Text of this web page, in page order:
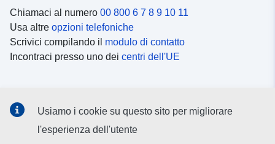
Chiamaci al numero 00 800 6 7 8 9 10 11
Usa altre opzioni telefoniche
Scrivici compilando il modulo di contatto
Incontraci presso uno dei centri dell'UE
Cerca icanali social
Usiamo i cookie su questo sito per migliorare
l'esperienza dell'utente